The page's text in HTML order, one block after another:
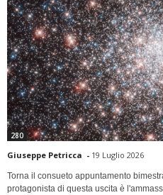
280
Giuseppe Petricca - 19 Luglio 2026
Torna il consueto appuntamento
protagonista di questa uscita è